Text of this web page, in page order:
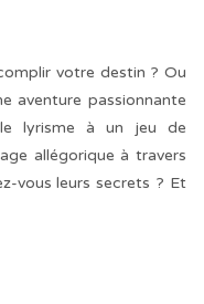
votre destin ? Ou
aventure passionnante
lyrisme à un jeu de
allégorique à travers
vous leurs secrets ? Et